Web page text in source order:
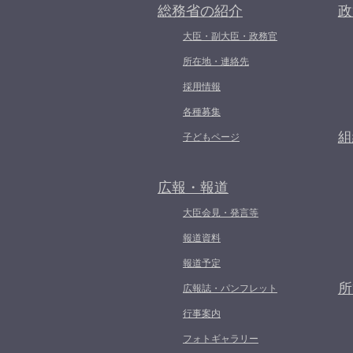
総務省の紹介
大臣・副大臣・政務官
所在地・連絡先
採用情報
各種募集
子どもページ
広報・報道
大臣会見・発言等
報道資料
報道予定
広報誌・パンフレット
行事案内
フォトギャラリー